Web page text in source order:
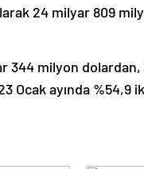
24 milyar 809
344 milyon
Ocak ayında %54,9